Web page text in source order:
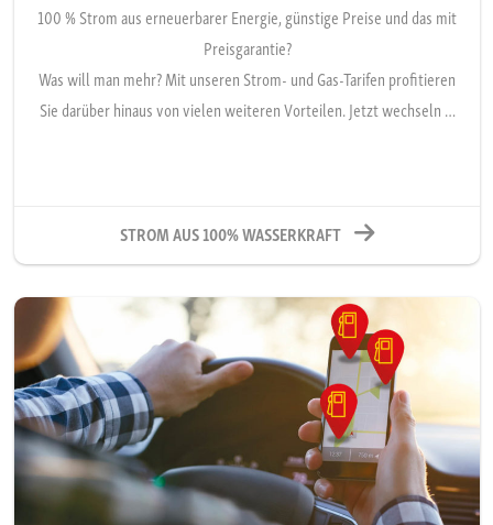
100 % Strom aus erneuerbarer Energie, günstige Preise und das mit
Preisgarantie?
Was will man mehr? Mit unseren Strom- und Gas-Tarifen profitieren
Sie darüber hinaus von vielen weiteren Vorteilen. Jetzt wechseln …
STROM AUS 100% WASSERKRAFT